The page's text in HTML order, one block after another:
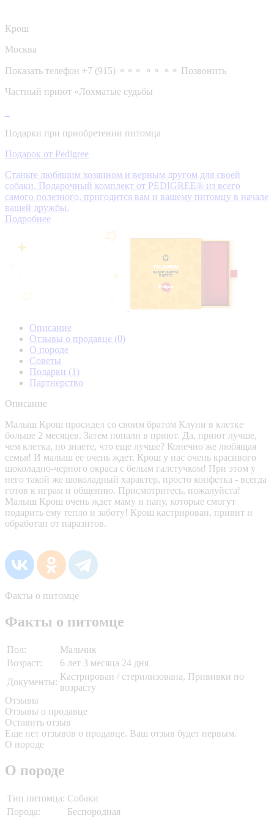
Крош
Москва
Показать телефон +7 (915) ⚬⚬⚬ ⚬⚬ ⚬⚬ Позвонить
Частный приют «Лохматые судьбы
Подарки при приобретении питомца
Подарок от Pedigree
Станьте любящим хозяином и верным другом для своей
собаки. Подарочный комплект от PEDIGREE® из всего
самого полезного, пригодится вам и вашему питомцу в начале
вашей дружбы.
Подробнее
Описание
Отзывы о продавце (0)
О породе
Советы
Подарки (1)
Партнерство
Описание
Малыш Крош просидел со своим братом Клуни в клетке
больше 2 месяцев. Затем попали в приют. Да, приют лучше,
чем клетка, но знаете, что еще лучше? Конечно же любящая
семья! И малыш ее очень ждет. Крош у нас очень красивого
шоколадно-черного окраса с белым галстучком! При этом у
него такой же шоколадный характер, просто конфетка - всегда
готов к играм и общению. Присмотритесь, пожалуйста!
Малыш Крош очень ждет маму и папу, которые смогут
подарить ему тепло и заботу! Крош кастрирован, привит и
обработан от паразитов.
Факты о питомце
Факты о питомце
Пол:
Мальчик
Возраст:
6 лет 3 месяца 24 дня
Документы:
Кастрирован / стерилизована, Прививки по
возрасту
Отзывы
Отзывы о продавце
Оставить отзыв
Еще нет отзывов о продавце. Ваш отзыв будет первым.
О породе
О породе
Тип питомца: Собаки
Порода:
Беспородная